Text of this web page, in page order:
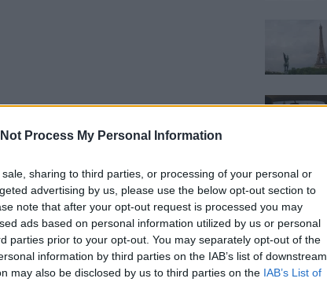
Not Process My Personal Information
sharing to third parties, or processing of your personal or
advertising by us, please use the below opt-out section to
note that after your opt-out request is processed you may
ads based on personal information utilized by us or personal
parties prior to your opt-out. You may separately opt-out of the
information by third parties on the IAB’s list of downstream
may also be disclosed by us to third parties on the IAB’s List of